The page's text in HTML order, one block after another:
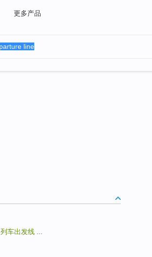
更多产品
列车出发线